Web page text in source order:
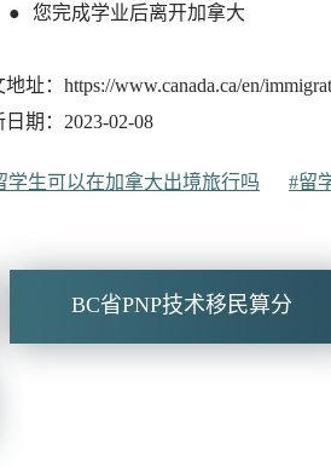
您完成学业后离开加拿大
址：https://www.canada.ca/en/
日期：2023-02-08
学生可以在加拿大出境旅行吗 #留
BC省PNP技术移民算分